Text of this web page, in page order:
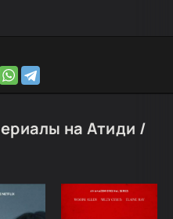
на Атиди /